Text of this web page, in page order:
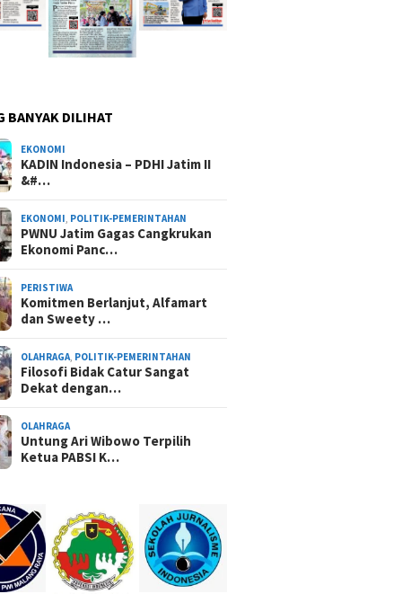
BANYAK DILIHAT
EKONOMI
KADIN Indonesia – PDHI Jatim II
&#…
EKONOMI, POLITIK-PEMERINTAHAN
PWNU Jatim Gagas Cangkrukan
Ekonomi Panc…
PERISTIWA
Komitmen Berlanjut, Alfamart
dan Sweety …
OLAHRAGA, POLITIK-PEMERINTAHAN
Filosofi Bidak Catur Sangat
Dekat dengan…
OLAHRAGA
Untung Ari Wibowo Terpilih
Ketua PABSI K…